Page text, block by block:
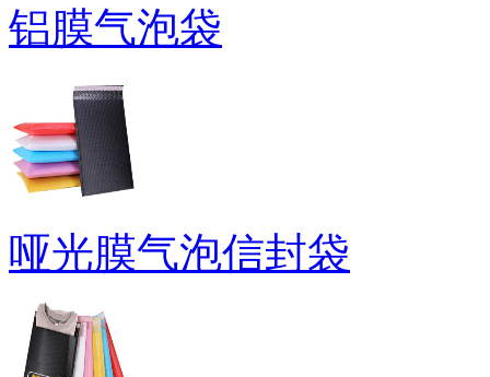
铝膜气泡袋
哑光膜气泡信封袋